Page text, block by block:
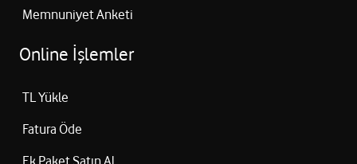
Memnuniyet Anketi
Online İşlemler
TL Yükle
Fatura Öde
Ek Paket Satın Al